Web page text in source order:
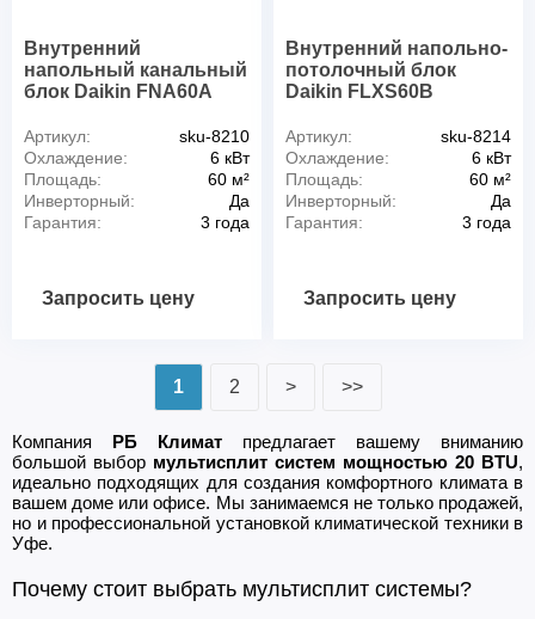
Внутренний
напольный канальный
блок Daikin FNA60A
Артикул:
sku-8210
Охлаждение:
6 кВт
Площадь:
60 м²
Инверторный:
Да
Гарантия:
3 года
Запросить цену
Внутренний напольно-
потолочный блок
Daikin FLXS60B
Артикул:
sku-8214
Охлаждение:
6 кВт
Площадь:
60 м²
Инверторный:
Да
Гарантия:
3 года
Запросить цену
1 2 > >>
Компания РБ Климат предлагает вашему вниманию
большой выбор мультисплит систем мощностью 20 BTU,
идеально подходящих для создания комфортного климата в
вашем доме или офисе. Мы занимаемся не только продажей,
но и профессиональной установкой климатической техники в
Уфе.
Почему стоит выбрать мультисплит системы?